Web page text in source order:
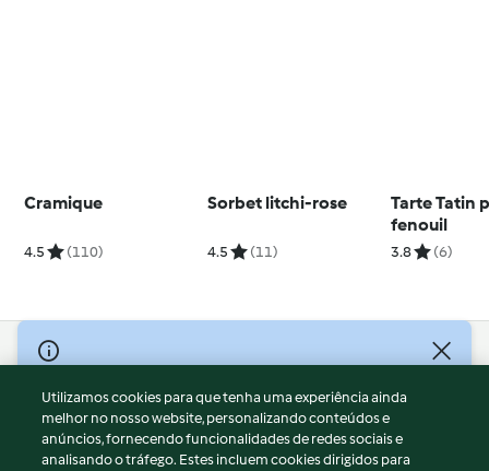
Cramique
4.5 (110)
Sorbet litchi-rose
4.5 (11)
Tarte Tatin
fenouil
3.8 (6)
© Copyright 2026
Termos de Utilização
Aviso sobre Proteção de Dados
Aviso
Utilizamos cookies para que tenha uma experiência ainda
melhor no nosso website, personalizando conteúdos e
anúncios, fornecendo funcionalidades de redes sociais e
analisando o tráfego. Estes incluem cookies dirigidos para